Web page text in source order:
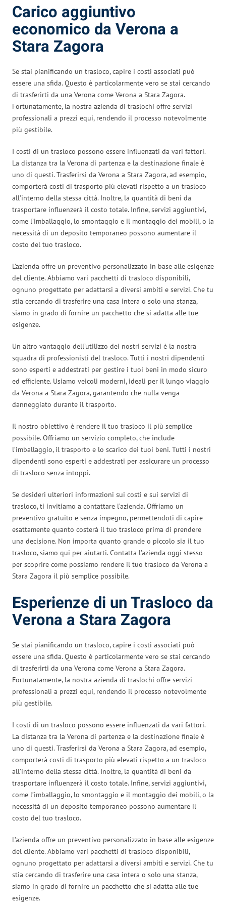
Carico aggiuntivo
economico da Verona a
Stara Zagora
Se stai pianificando un trasloco, capire i costi associati può
essere una sfida. Questo è particolarmente vero se stai cercando
di trasferirti da una Verona come Verona a Stara Zagora.
Fortunatamente, la nostra azienda di traslochi offre servizi
professionali a prezzi equi, rendendo il processo notevolmente
più gestibile.
I costi di un trasloco possono essere influenzati da vari fattori.
La distanza tra la Verona di partenza e la destinazione finale è
uno di questi. Trasferirsi da Verona a Stara Zagora, ad esempio,
comporterà costi di trasporto più elevati rispetto a un trasloco
all’interno della stessa città. Inoltre, la quantità di beni da
trasportare influenzerà il costo totale. Infine, servizi aggiuntivi,
come l’imballaggio, lo smontaggio e il montaggio dei mobili, o la
necessità di un deposito temporaneo possono aumentare il
costo del tuo trasloco.
L’azienda offre un preventivo personalizzato in base alle esigenze
del cliente. Abbiamo vari pacchetti di trasloco disponibili,
ognuno progettato per adattarsi a diversi ambiti e servizi. Che tu
stia cercando di trasferire una casa intera o solo una stanza,
siamo in grado di fornire un pacchetto che si adatta alle tue
esigenze.
Un altro vantaggio dell’utilizzo dei nostri servizi è la nostra
squadra di professionisti del trasloco. Tutti i nostri dipendenti
sono esperti e addestrati per gestire i tuoi beni in modo sicuro
ed efficiente. Usiamo veicoli moderni, ideali per il lungo viaggio
da Verona a Stara Zagora, garantendo che nulla venga
danneggiato durante il trasporto.
Il nostro obiettivo è rendere il tuo trasloco il più semplice
possibile. Offriamo un servizio completo, che include
l’imballaggio, il trasporto e lo scarico dei tuoi beni. Tutti i nostri
dipendenti sono esperti e addestrati per assicurare un processo
di trasloco senza intoppi.
Se desideri ulteriori informazioni sui costi e sui servizi di
trasloco, ti invitiamo a contattare l’azienda. Offriamo un
preventivo gratuito e senza impegno, permettendoti di capire
esattamente quanto costerà il tuo trasloco prima di prendere
una decisione. Non importa quanto grande o piccolo sia il tuo
trasloco, siamo qui per aiutarti. Contatta l’azienda oggi stesso
per scoprire come possiamo rendere il tuo trasloco da Verona a
Stara Zagora il più semplice possibile.
Esperienze di un Trasloco da
Verona a Stara Zagora
Se stai pianificando un trasloco, capire i costi associati può
essere una sfida. Questo è particolarmente vero se stai cercando
di trasferirti da una Verona come Verona a Stara Zagora.
Fortunatamente, la nostra azienda di traslochi offre servizi
professionali a prezzi equi, rendendo il processo notevolmente
più gestibile.
I costi di un trasloco possono essere influenzati da vari fattori.
La distanza tra la Verona di partenza e la destinazione finale è
uno di questi. Trasferirsi da Verona a Stara Zagora, ad esempio,
comporterà costi di trasporto più elevati rispetto a un trasloco
all’interno della stessa città. Inoltre, la quantità di beni da
trasportare influenzerà il costo totale. Infine, servizi aggiuntivi,
come l’imballaggio, lo smontaggio e il montaggio dei mobili, o la
necessità di un deposito temporaneo possono aumentare il
costo del tuo trasloco.
L’azienda offre un preventivo personalizzato in base alle esigenze
del cliente. Abbiamo vari pacchetti di trasloco disponibili,
ognuno progettato per adattarsi a diversi ambiti e servizi. Che tu
stia cercando di trasferire una casa intera o solo una stanza,
siamo in grado di fornire un pacchetto che si adatta alle tue
esigenze.